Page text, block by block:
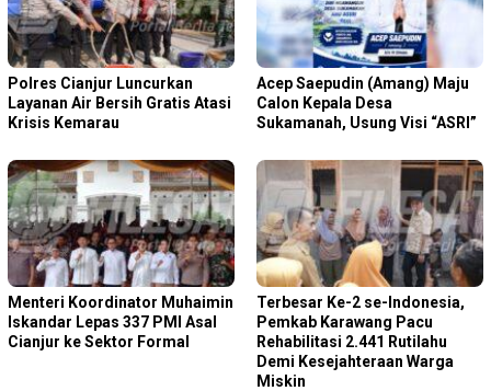
Polres Cianjur Luncurkan
Layanan Air Bersih Gratis Atasi
Krisis Kemarau
Acep Saepudin (Amang) Maju
Calon Kepala Desa
Sukamanah, Usung Visi “ASRI”
Menteri Koordinator Muhaimin
Iskandar Lepas 337 PMI Asal
Cianjur ke Sektor Formal
Terbesar Ke-2 se-Indonesia,
Pemkab Karawang Pacu
Rehabilitasi 2.441 Rutilahu
Demi Kesejahteraan Warga
Miskin